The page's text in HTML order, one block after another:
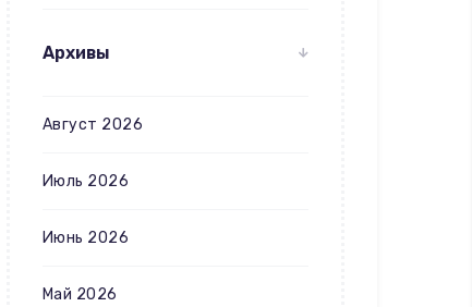
Архивы
Август 2026
Июль 2026
Июнь 2026
Май 2026